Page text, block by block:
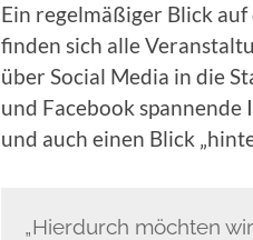
Ein regelmäßiger Blick
finden sich alle
über Social Media in die
und Facebook
und auch einen Blick
„Hierdurch möchten